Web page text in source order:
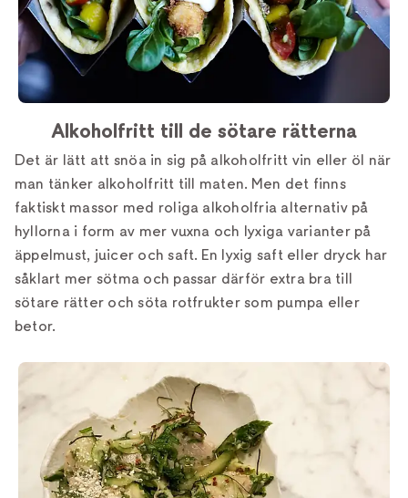
Alkoholfritt till de sötare rätterna
Det är lätt att snöa in sig på alkoholfritt vin eller öl när
man tänker alkoholfritt till maten. Men det finns
faktiskt massor med roliga alkoholfria alternativ på
hyllorna i form av mer vuxna och lyxiga varianter på
äppelmust, juicer och saft. En lyxig saft eller dryck har
såklart mer sötma och passar därför extra bra till
sötare rätter och söta rotfrukter som pumpa eller
betor.